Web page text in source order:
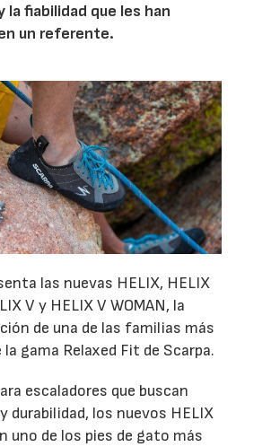
la fiabilidad que les han
un referente.
las nuevas HELIX, HELIX
V y HELIX V WOMAN, la
de una de las familias más
la gama Relaxed Fit de Scarpa.
escaladores que buscan
durabilidad, los nuevos HELIX
uno de los pies de gato más